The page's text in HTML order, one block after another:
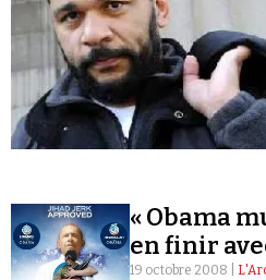
« Obama
en finir
19 octobre 2008 |